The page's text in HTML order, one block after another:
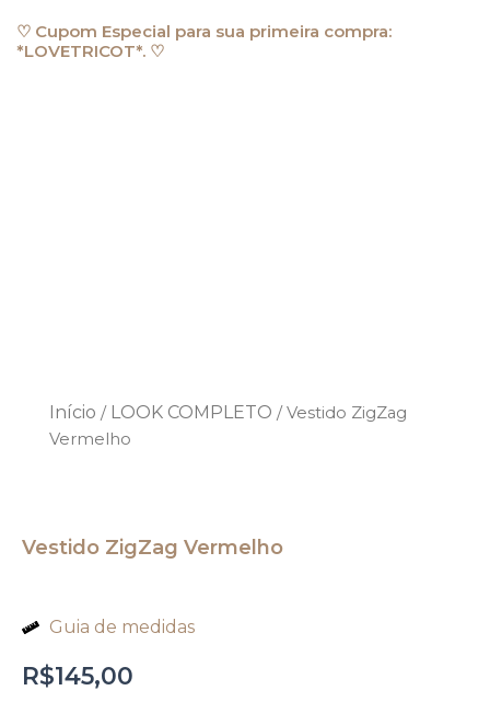
para♡ Cupom Especial para sua primeira compra:
*LOVETRICOT*. ♡
Início / LOOK COMPLETO / Vestido ZigZag
Vermelho
Vestido ZigZag Vermelho
Guia de medidas
R$145,00